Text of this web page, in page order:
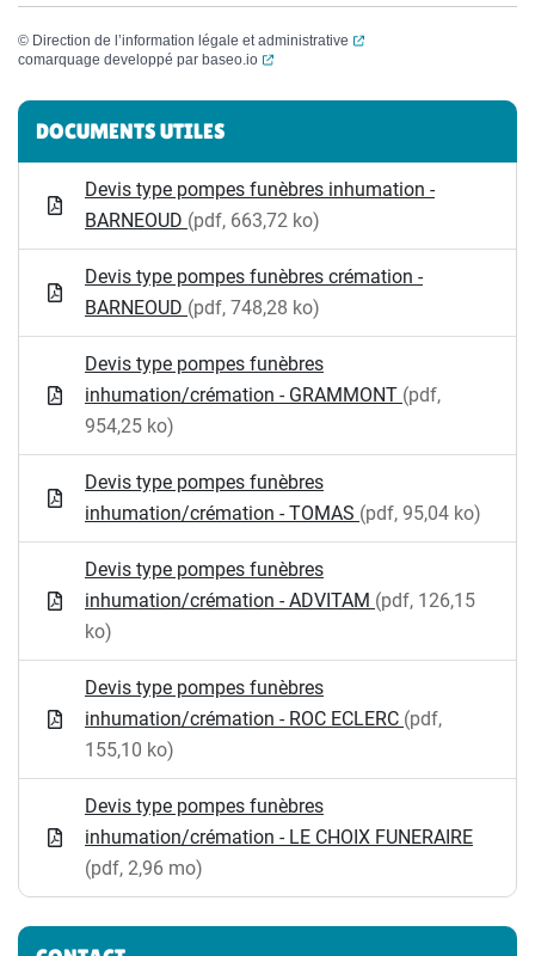
© Direction de l’information légale et administrative
(ouverture dans un
comarquage developpé par baseo.io (ouverture dans un nouvel onglet)
Informations complémentaires
DOCUMENTS UTILES
Devis type pompes funèbres inhumation -
BARNEOUD (pdf, 663,72 ko)
Devis type pompes funèbres crémation -
BARNEOUD (pdf, 748,28 ko)
Devis type pompes funèbres
inhumation/crémation - GRAMMONT (pdf,
954,25 ko)
Devis type pompes funèbres
inhumation/crémation - TOMAS (pdf, 95,04 ko)
Devis type pompes funèbres
inhumation/crémation - ADVITAM (pdf, 126,15
ko)
Devis type pompes funèbres
inhumation/crémation - ROC ECLERC (pdf,
155,10 ko)
Devis type pompes funèbres
inhumation/crémation - LE CHOIX FUNERAIRE
(pdf, 2,96 mo)